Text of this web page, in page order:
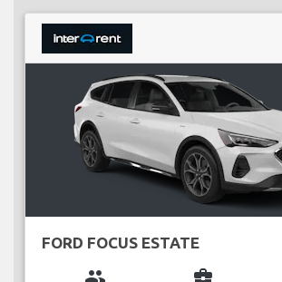
FORD FOCUS ESTATE
group business_center